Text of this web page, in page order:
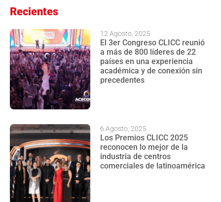
Recientes
El 3er Congreso CLICC reunió
a más de 800 líderes de 22
países en una experiencia
académica y de conexión sin
precedentes
12 Agosto, 2025
Los Premios CLICC 2025
reconocen lo mejor de la
industria de centros
comerciales de latinoamérica
6 Agosto, 2025